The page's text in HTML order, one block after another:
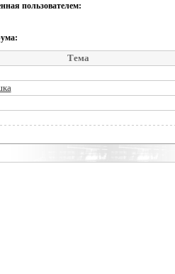
пользователем:
Тема